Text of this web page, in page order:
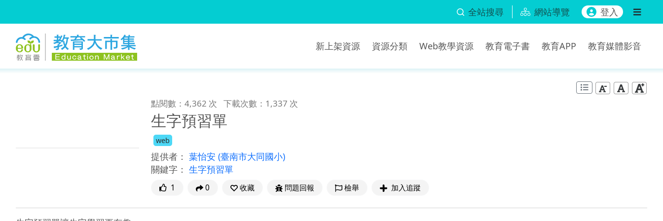
全站搜尋 網站導覽 登入
新上架資源 資源分類 Web教學資源 教育電子書 教育APP 教育媒體影音
點閱數：4,362 次 下載次數：1,337 次
生字預習單
web
提供者： 葉怡安 (臺南市大同國小)
關鍵字： 生字預習單
1 0 收藏 問題回報 檢舉 加入追蹤